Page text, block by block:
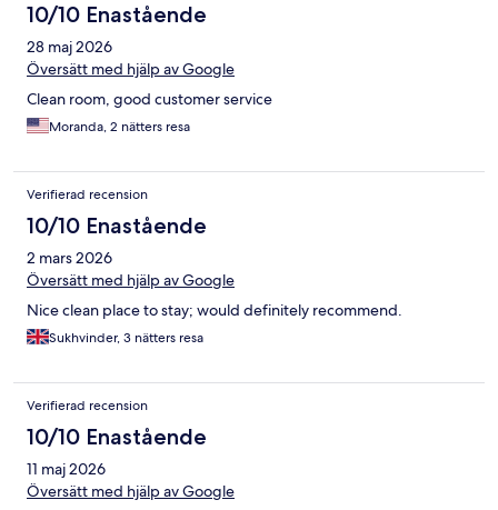
10/10 Enastående
28 maj 2026
Översätt med hjälp av Google
Clean room, good customer service
Moranda, 2 nätters resa
Verifierad recension
10/10 Enastående
2 mars 2026
Översätt med hjälp av Google
Nice clean place to stay; would definitely recommend.
Sukhvinder, 3 nätters resa
Verifierad recension
10/10 Enastående
11 maj 2026
Översätt med hjälp av Google